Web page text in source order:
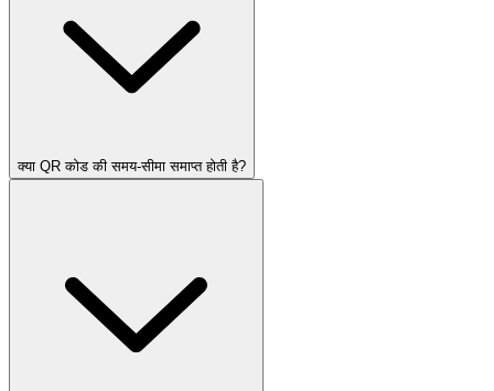
क्या QR कोड की समय-सीमा समाप्त होती है?